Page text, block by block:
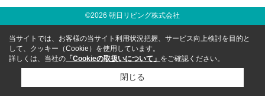
©2026 朝日リビング株式会社
当サイトでは、お客様の当サイト利用状況把握、サービス向上検討を目的と
して、クッキー（Cookie）を使用しています。
詳しくは、当社の 「Cookieの取扱いについて」 をご確認ください。
閉じる